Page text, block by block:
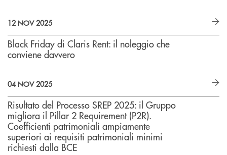
12 NOV 2025
Black Friday di Claris Rent: il noleggio che
conviene davvero
04 NOV 2025
Risultato del Processo SREP 2025: il Gruppo
migliora il Pillar 2 Requirement (P2R).
Coefficienti patrimoniali ampiamente
superiori ai requisiti patrimoniali minimi
richiesti dalla BCE